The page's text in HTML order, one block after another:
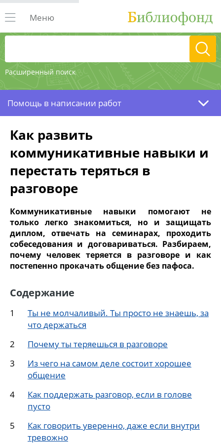
Расширенный поиск
Меню
Помощь в написании работ
Как развить
коммуникативные навыки и
перестать теряться в
разговоре
Коммуникативные навыки помогают не
только легко знакомиться, но и защищать
диплом, отвечать на семинарах, проходить
собеседования и договариваться. Разбираем,
почему человек теряется в разговоре и как
постепенно прокачать общение без пафоса.
Содержание
Ты не молчаливый. Ты просто не знаешь, за
что держаться
Почему ты теряешься в разговоре
Из чего на самом деле состоит хорошее
общение
Как поддержать разговор, если в голове
пусто
Как говорить уверенно, даже если внутри
тревожно